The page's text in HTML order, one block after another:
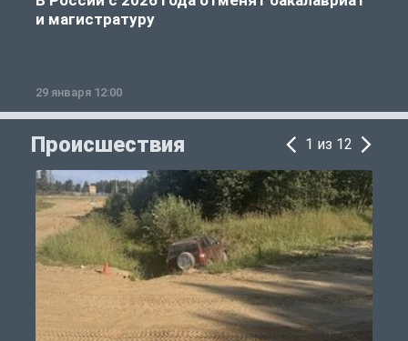
и магистратуру
29 января 12:00
Происшествия 1 из 12